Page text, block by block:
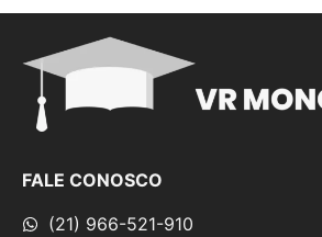
FALE CONOSCO
(21) 966-521-910